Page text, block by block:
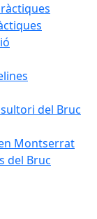
del Bruc
Montserrat
del Bruc